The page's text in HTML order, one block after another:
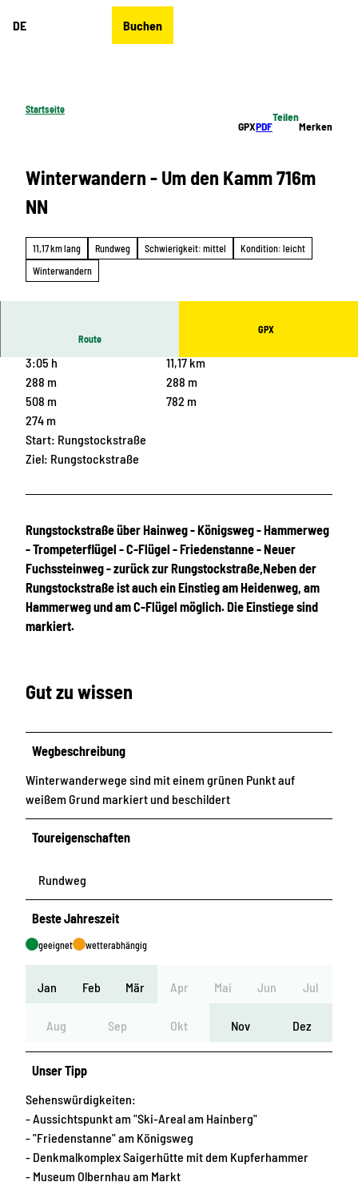
DE Buchen
Startseite
GPXPDF
Teilen
Merken
Winterwandern - Um den Kamm 716m
NN
11,17 km lang Rundweg Schwierigkeit: mittel
Kondition: leicht
Winterwandern
Route
GPX
3:05 h
11,17 km
288 m
288 m
508 m
782 m
274 m
Start: Rungstockstraße
Ziel: Rungstockstraße
Rungstockstraße über Hainweg - Königsweg - Hammerweg
- Trompeterflügel - C-Flügel - Friedenstanne - Neuer
Fuchssteinweg - zurück zur Rungstockstraße,Neben der
Rungstockstraße ist auch ein Einstieg am Heidenweg, am
Hammerweg und am C-Flügel möglich. Die Einstiege sind
markiert.
Gut zu wissen
Wegbeschreibung
Winterwanderwege sind mit einem grünen Punkt auf
weißem Grund markiert und beschildert
Toureigenschaften
Rundweg
Beste Jahreszeit
geeignet wetterabhängig
Jan Feb Mär Apr Mai Jun Jul
Aug Sep Okt Nov Dez
Unser Tipp
Sehenswürdigkeiten:
- Aussichtspunkt am "Ski-Areal am Hainberg"
- "Friedenstanne" am Königsweg
- Denkmalkomplex Saigerhütte mit dem Kupferhammer
- Museum Olbernhau am Markt